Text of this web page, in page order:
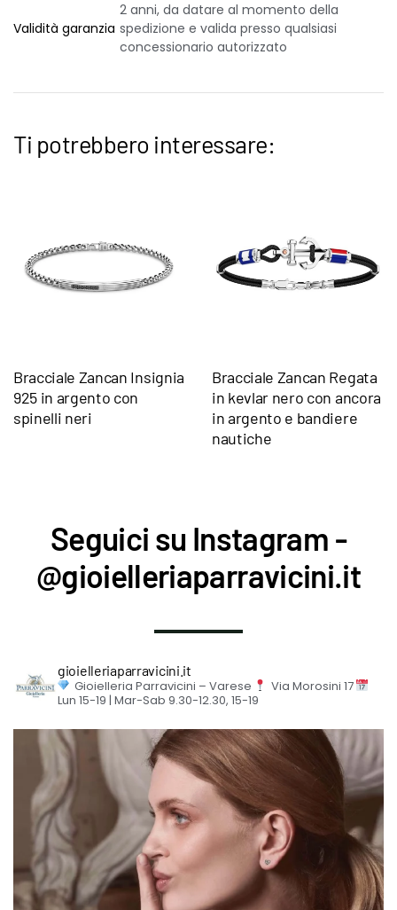
Validità garanzia
2 anni, da datare al momento della
spedizione e valida presso qualsiasi
concessionario autorizzato
Ti potrebbero interessare:
Bracciale Zancan Insignia
925 in argento con
spinelli neri
Bracciale Zancan Regata
in kevlar nero con ancora
in argento e bandiere
nautiche
Seguici su Instagram -
@gioielleriaparravicini.it
gioielleriaparravicini.it
Gioielleria Parravicini – Varese
Via Morosini 17
Lun 15-19 | Mar-Sab 9.30-12.30, 15-19